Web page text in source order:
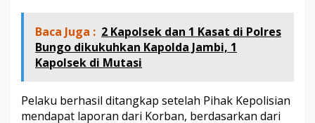
Baca Juga : 2 Kapolsek dan 1 Kasat di Polres
Bungo dikukuhkan Kapolda Jambi, 1
Kapolsek di Mutasi
Pelaku berhasil ditangkap setelah Pihak Kepolisian
mendapat laporan dari Korban, berdasarkan dari